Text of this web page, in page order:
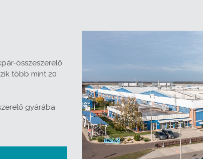
összeszerelő
több mint 20
gyárába